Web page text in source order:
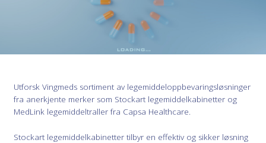
Utforsk Vingmeds sortiment av legemiddeloppbevaringsløsninger
fra anerkjente merker som Stockart legemiddelkabinetter og
MedLink legemiddeltraller fra Capsa Healthcare.
Stockart legemiddelkabinetter tilbyr en effektiv og sikker løsning